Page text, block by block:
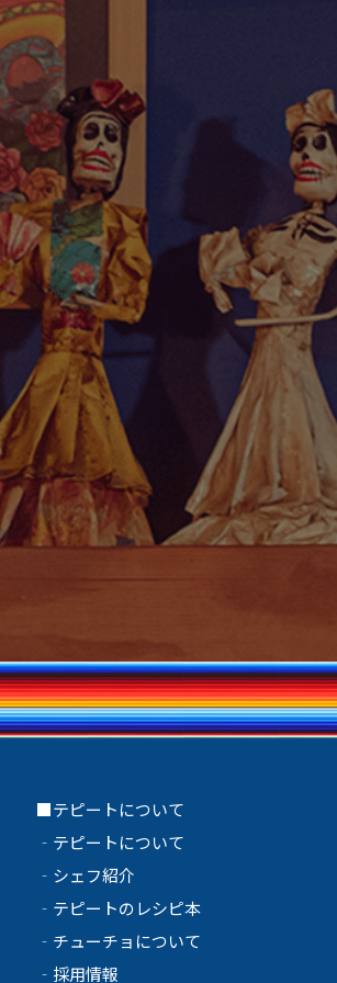
■テピートについて
‐ テピートについて
‐ シェフ紹介
‐ テピートのレシピ本
‐ チューチョについて
‐ 採用情報